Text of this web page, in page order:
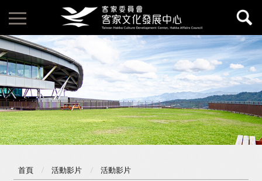
首頁 活動影片 活動影片